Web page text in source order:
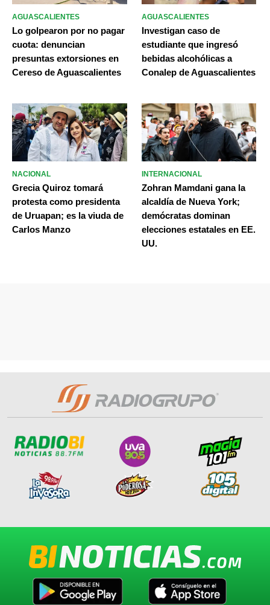
AGUASCALIENTES
Lo golpearon por no pagar
cuota: denuncian
presuntas extorsiones en
Cereso de Aguascalientes
AGUASCALIENTES
Investigan caso de
estudiante que ingresó
bebidas alcohólicas a
Conalep de Aguascalientes
NACIONAL
Grecia Quiroz tomará
protesta como presidenta
de Uruapan; es la viuda de
Carlos Manzo
INTERNACIONAL
Zohran Mamdani gana la
alcaldía de Nueva York;
demócratas dominan
elecciones estatales en EE.
UU.